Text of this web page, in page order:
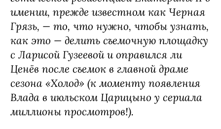
имении, прежде известном как Черная
Грязь, — то, что нужно, чтобы узнать,
как это — делить съемочную площадку
с Ларисой Гузеевой и оправился ли
Ценёв после съемок в главной драме
сезона «Холод» (к моменту появления
Влада в июльском Царицыно у сериала
миллионы просмотров!).